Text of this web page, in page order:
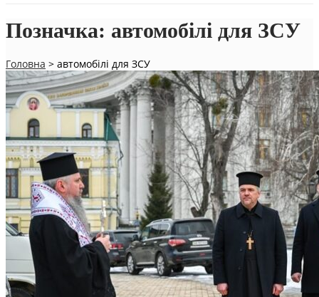
Позначка: автомобілі для ЗСУ
Головна > автомобілі для ЗСУ